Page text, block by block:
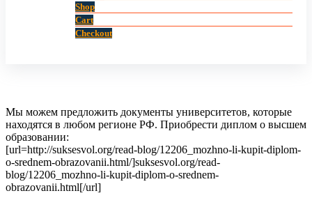
Shop
Cart
Checkout
Мы можем предложить документы университетов, которые
находятся в любом регионе РФ. Приобрести диплом о высшем
образовании:
[url=http://suksesvol.org/read-blog/12206_mozhno-li-kupit-diplom-
o-srednem-obrazovanii.html/]suksesvol.org/read-
blog/12206_mozhno-li-kupit-diplom-o-srednem-
obrazovanii.html[/url]